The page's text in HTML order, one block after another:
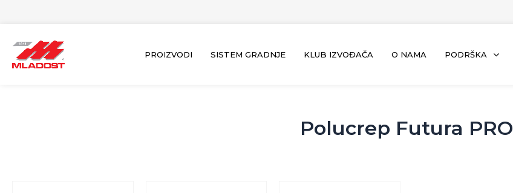
PROIZVODI SISTEM GRADNJE KLUB IZVOĐAČA O NAMA PODRŠKA
садржај
Polucrep Futura PRO